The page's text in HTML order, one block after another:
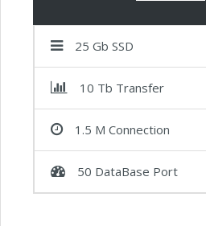
25 Gb SSD
10 Tb Transfer
1.5 M Connection
50 DataBase Port